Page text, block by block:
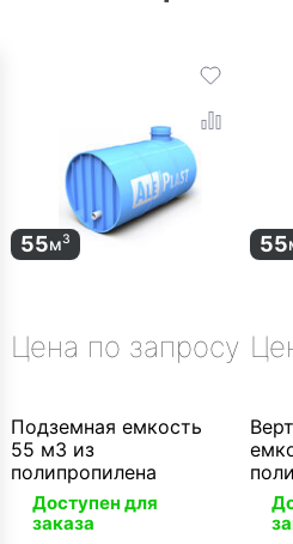
Подземная емкость
55 м3 из
полипропилена
55м3
Доступен для
заказа
Цена по запросу
55